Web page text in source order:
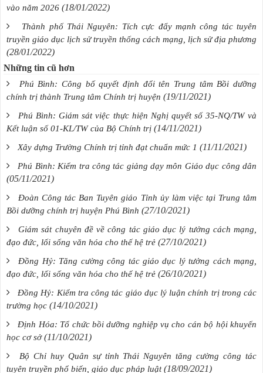
vào năm 2026 (18/01/2022)
Thành phố Thái Nguyên: Tích cực đẩy mạnh công tác tuyên
truyền giáo dục lịch sử truyền thống cách mạng, lịch sử địa phương
(28/01/2022)
Những tin cũ hơn
Phú Bình: Công bố quyết định đổi tên Trung tâm Bồi dưỡng
chính trị thành Trung tâm Chính trị huyện (19/11/2021)
Phú Bình: Giám sát việc thực hiện Nghị quyết số 35-NQ/TW và
Kết luận số 01-KL/TW của Bộ Chính trị (14/11/2021)
Xây dựng Trường Chính trị tỉnh đạt chuẩn mức 1 (11/11/2021)
Phú Bình: Kiểm tra công tác giảng dạy môn Giáo dục công dân
(05/11/2021)
Đoàn Công tác Ban Tuyên giáo Tỉnh ủy làm việc tại Trung tâm
Bồi dưỡng chính trị huyện Phú Bình (27/10/2021)
Giám sát chuyên đề về công tác giáo dục lý tưởng cách mạng,
đạo đức, lối sống văn hóa cho thế hệ trẻ (27/10/2021)
Đồng Hỷ: Tăng cường công tác giáo dục lý tưởng cách mạng,
đạo đức, lối sống văn hóa cho thế hệ trẻ (26/10/2021)
Đồng Hỷ: Kiểm tra công tác giáo dục lý luận chính trị trong các
trường học (14/10/2021)
Định Hóa: Tổ chức bồi dưỡng nghiệp vụ cho cán bộ hội khuyến
học cơ sở (11/10/2021)
Bộ Chỉ huy Quân sự tỉnh Thái Nguyên tăng cường công tác
tuyên truyền phổ biến, giáo dục pháp luật (18/09/2021)